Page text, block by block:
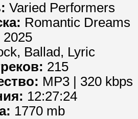
Varied Performers
Romantic Dreams
2025
Ballad, Lyric
215
MP3 | 320 kbps
12:27:24
1770 mb